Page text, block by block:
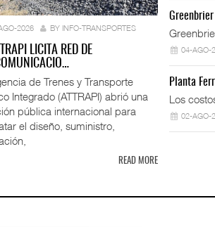
2026 BY INFO-TRANSPORTES
LICITA RED DE
de Trenes y Transporte
Integrado (ATTRAPI) abrió una
pública internacional para
el diseño, suministro,
READ MORE
04-AGO-
Planta
Los
02-AGO-
AMANAC, treinta y nueve años
navegando el cam ...
05 AGO 2026
La
06 AGO